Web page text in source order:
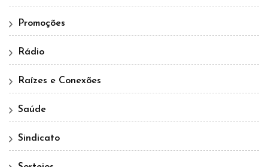
Promoções
Rádio
Raízes e Conexões
Saúde
Sindicato